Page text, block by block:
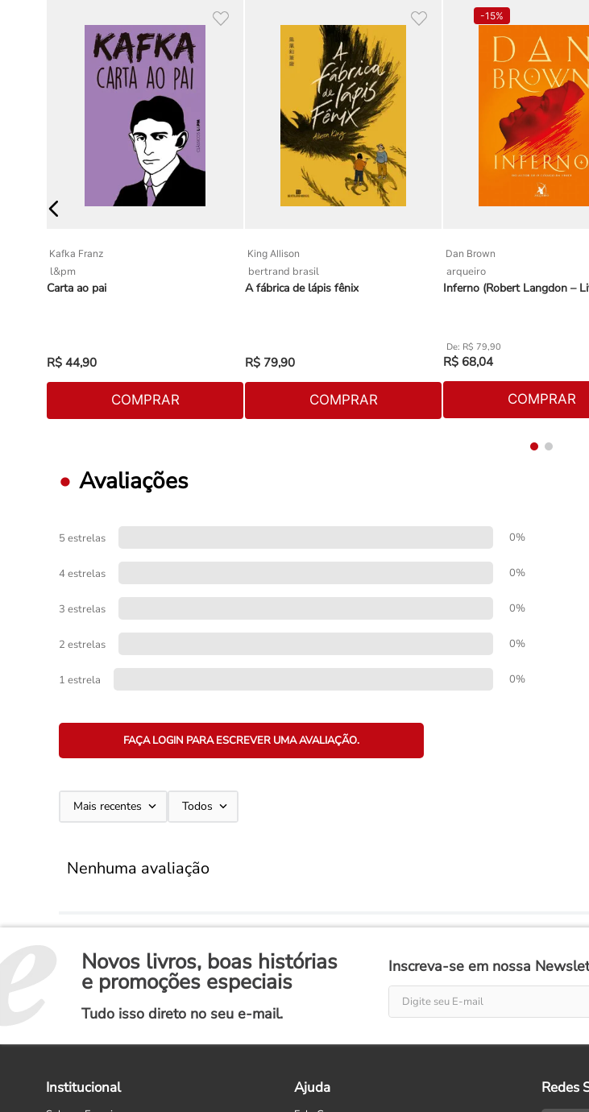
Kafka Franz
l&pm
Carta ao pai
R$ 44,90
COMPRAR
King Allison
bertrand brasil
A fábrica de lápis fênix
R$ 79,90
COMPRAR
-15%
Dan Brown
arqueiro
Inferno (Robert Langdon –
R$ 79,90
R$ 68,04
COMPRAR
Avaliações
5 estrelas 0%
4 estrelas 0%
3 estrelas 0%
2 estrelas 0%
1 estrela 0%
FAÇA LOGIN PARA ESCREVER UMA AVALIAÇÃO.
Mais recentes Todos
Nenhuma avaliação
Novos livros, boas histórias
e promoções especiais
Tudo isso direto no seu e-mail.
Inscreva-se em nossa
Institucional Ajuda Redes